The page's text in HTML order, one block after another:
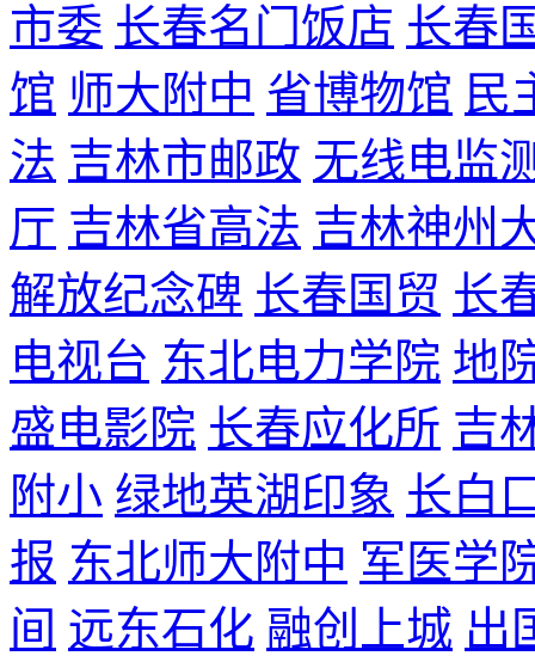
市委 长春名门饭店 长春
馆 师大附中 省博物馆 民
法 吉林市邮政 无线电监
厅 吉林省高法 吉林神州
解放纪念碑 长春国贸 长
电视台 东北电力学院 地
盛电影院 长春应化所 吉
附小 绿地英湖印象 长白
报 东北师大附中 军医学
间 远东石化 融创上城 出